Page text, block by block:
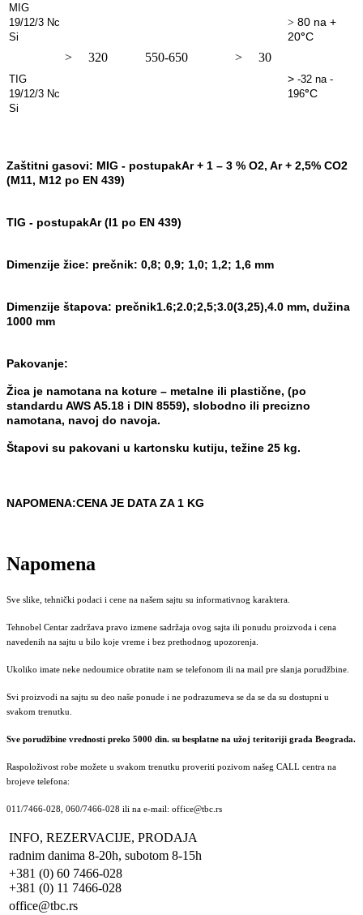
MIG
19/12/3 Nc
Si
TIG
19/12/3 Nc
Si
> 320 550-650 > 30
> 80 na +
20°C
> -32 na -
196°C
Zaštitni gasovi: MIG - postupakAr + 1 – 3 % O2, Ar + 2,5% CO2
(M11, M12 po EN 439)
TIG - postupakAr (I1 po EN 439)
Dimenzije žice: prečnik: 0,8; 0,9; 1,0; 1,2; 1,6 mm
Dimenzije štapova: prečnik1.6;2.0;2,5;3.0(3,25),4.0 mm, dužina
1000 mm
Pakovanje:
Žica je namotana na koture – metalne ili plastične, (po
standardu AWS A5.18 i DIN 8559), slobodno ili precizno
namotana, navoj do navoja.
Štapovi su pakovani u kartonsku kutiju, težine 25 kg.
NAPOMENA:CENA JE DATA ZA 1 KG
Napomena
Sve slike, tehnički podaci i cene na našem sajtu su informativnog karaktera.
Tehnobel Centar zadržava pravo izmene sadržaja ovog sajta ili ponudu proizvoda i cena
navedenih na sajtu u bilo koje vreme i bez prethodnog upozorenja.
Ukoliko imate neke nedoumice obratite nam se telefonom ili na mail pre slanja porudžbine.
Svi proizvodi na sajtu su deo naše ponude i ne podrazumeva se da se da su dostupni u
svakom trenutku.
Sve porudžbine vrednosti preko 5000 din. su besplatne na užoj teritoriji grada Beograda.
Raspoloživost robe možete u svakom trenutku proveriti pozivom našeg CALL centra na
brojeve telefona:
011/7466-028, 060/7466-028 ili na e-mail: office@tbc.rs
INFO, REZERVACIJE, PRODAJA
radnim danima 8-20h, subotom 8-15h
+381 (0) 60 7466-028
+381 (0) 11 7466-028
office@tbc.rs